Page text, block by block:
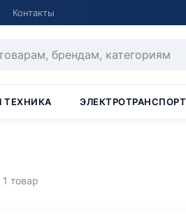
Контакты
ТЕХНИКА ЭЛЕКТРОТРАНСПОРТ
1 товар